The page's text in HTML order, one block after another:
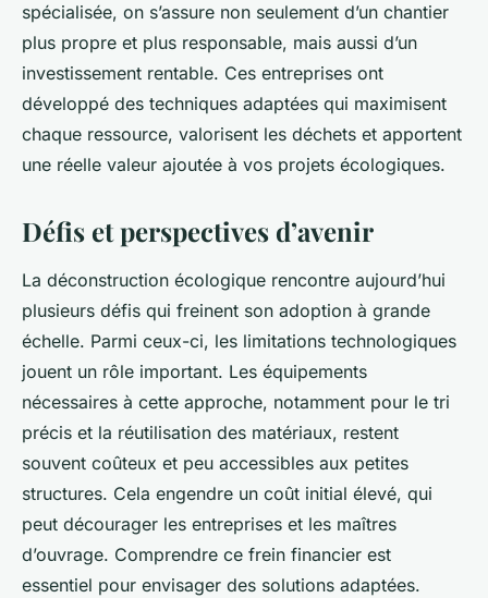
spécialisée, on s’assure non seulement d’un chantier
plus propre et plus responsable, mais aussi d’un
investissement rentable. Ces entreprises ont
développé des techniques adaptées qui maximisent
chaque ressource, valorisent les déchets et apportent
une réelle valeur ajoutée à vos projets écologiques.
Défis et perspectives d’avenir
La déconstruction écologique rencontre aujourd’hui
plusieurs défis qui freinent son adoption à grande
échelle. Parmi ceux-ci, les limitations technologiques
jouent un rôle important. Les équipements
nécessaires à cette approche, notamment pour le tri
précis et la réutilisation des matériaux, restent
souvent coûteux et peu accessibles aux petites
structures. Cela engendre un coût initial élevé, qui
peut décourager les entreprises et les maîtres
d’ouvrage. Comprendre ce frein financier est
essentiel pour envisager des solutions adaptées.